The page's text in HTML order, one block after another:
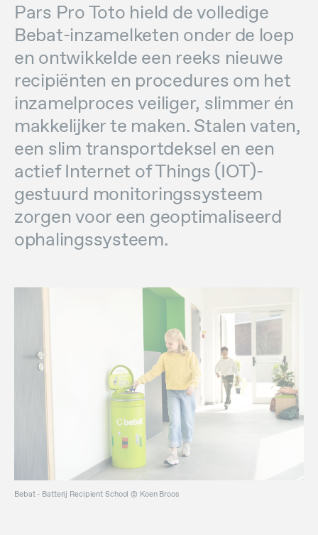
Pars Pro Toto hield de volledige
Bebat-inzamelketen onder de loep
en ontwikkelde een reeks nieuwe
recipiënten en procedures om het
inzamelproces veiliger, slimmer én
makkelijker te maken. Stalen vaten,
een slim transportdeksel en een
actief Internet of Things (IOT)-
gestuurd monitoringssysteem
zorgen voor een geoptimaliseerd
ophalingssysteem.
Bebat - Batterij Recipient School ©️ Koen Broos